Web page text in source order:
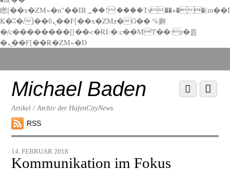
矁[��x�ZM~�n"��IB؃��!'����Тѕ��+��(m��I
K�ʭ�/|��ϐܢ��F[��x�ZMz�G�� %嬩
�/c��������[[��<�RI:�:c��MΎ��:z�졾
�ܢ��F[��R�ZM~�D
down
contentMichael Baden
Artikel / Archiv der HafenCityNews
RSS
Menu
Scroll
down
14. FEBRUAR 2018
Kommunikation im Fokus